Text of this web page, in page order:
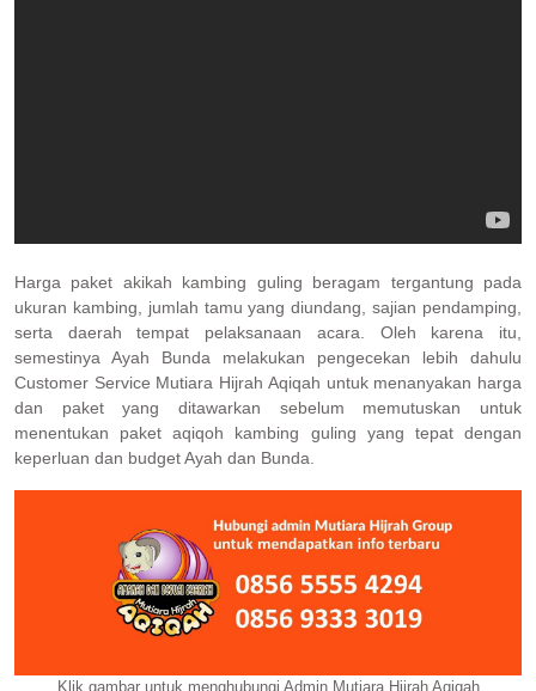
Harga paket akikah kambing guling beragam tergantung pada
ukuran kambing, jumlah tamu yang diundang, sajian pendamping,
serta daerah tempat pelaksanaan acara. Oleh karena itu,
semestinya Ayah Bunda melakukan pengecekan lebih dahulu
Customer Service Mutiara Hijrah Aqiqah untuk menanyakan harga
dan paket yang ditawarkan sebelum memutuskan untuk
menentukan paket aqiqoh kambing guling yang tepat dengan
keperluan dan budget Ayah dan Bunda.
Klik gambar untuk menghubungi Admin Mutiara Hijrah Aqiqah